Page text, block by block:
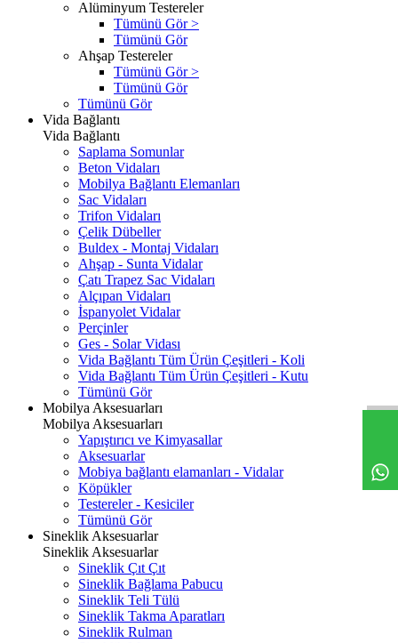
Alüminyum Testereler
Tümünü Gör >
Tümünü Gör
Ahşap Testereler
Tümünü Gör >
Tümünü Gör
Tümünü Gör
Vida Bağlantı
Vida Bağlantı
Saplama Somunlar
Beton Vidaları
Mobilya Bağlantı Elemanları
Sac Vidaları
Trifon Vidaları
Çelik Dübeller
Buldex - Montaj Vidaları
Ahşap - Sunta Vidalar
Çatı Trapez Sac Vidaları
Alçıpan Vidaları
İspanyolet Vidalar
Perçinler
Ges - Solar Vidası
Vida Bağlantı Tüm Ürün Çeşitleri - Koli
Vida Bağlantı Tüm Ürün Çeşitleri - Kutu
Tümünü Gör
Mobilya Aksesuarları
Mobilya Aksesuarları
Yapıştırıcı ve Kimyasallar
Aksesuarlar
Mobiya bağlantı elamanları - Vidalar
Köpükler
Testereler - Kesiciler
Tümünü Gör
Sineklik Aksesuarlar
Sineklik Aksesuarlar
Sineklik Çıt Çıt
Sineklik Bağlama Pabucu
Sineklik Teli Tülü
Sineklik Takma Aparatları
Sineklik Rulman